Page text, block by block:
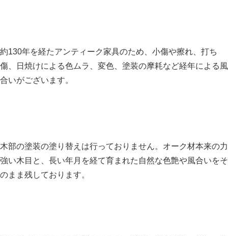
約130年を経たアンティーク家具のため、小傷や擦れ、打ち
傷、日焼けによる色ムラ、変色、塗装の摩耗など経年による風
合いがございます。
木部の塗装の塗り替えは行っておりません。オーク材本来の力
強い木目と、長い年月を経て育まれた自然な色艶や風合いをそ
のまま残しております。